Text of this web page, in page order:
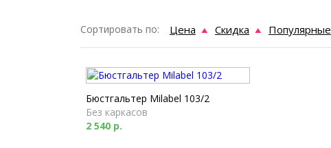
Сортировать по: Цена Скидка Популярные
Бюстгальтер Milabel 103/2
Без каркасов
2 540 р.